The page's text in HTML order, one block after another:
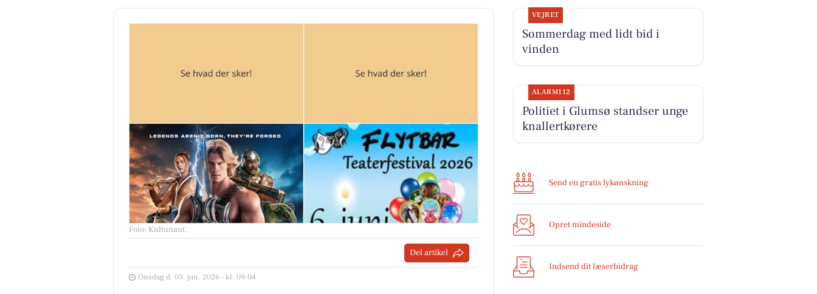
Foto: Kultunaut.
Del artikel
Onsdag d. 03. jun. 2026 - kl. 09:04
VEJRET
Sommerdag med lidt bid i
vinden
ALARM112
Politiet i Glumsø standser unge
knallertkørere
Send en gratis lykønskning
Opret mindeside
Indsend dit læserbidrag